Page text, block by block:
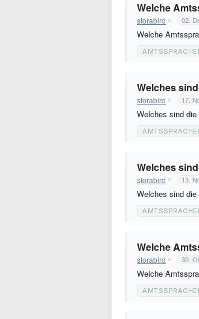
Welche
storabird 02.
Welche
Welches
storabird 17.
Welches sind
Welches
storabird 13.
Welches sind
Welche
storabird 30.
Welche